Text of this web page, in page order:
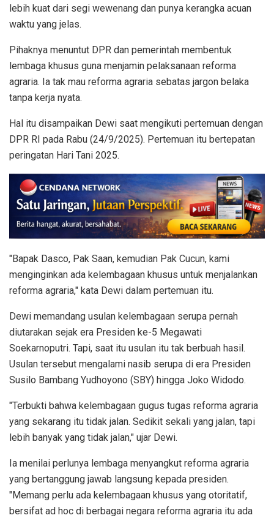
lebih kuat dari segi wewenang dan punya kerangka acuan
waktu yang jelas.
Pihaknya menuntut DPR dan pemerintah membentuk
lembaga khusus guna menjamin pelaksanaan reforma
agraria. Ia tak mau reforma agraria sebatas jargon belaka
tanpa kerja nyata.
Hal itu disampaikan Dewi saat mengikuti pertemuan dengan
DPR RI pada Rabu (24/9/2025). Pertemuan itu bertepatan
peringatan Hari Tani 2025.
"Bapak Dasco, Pak Saan, kemudian Pak Cucun, kami
menginginkan ada kelembagaan khusus untuk menjalankan
reforma agraria," kata Dewi dalam pertemuan itu.
Dewi memandang usulan kelembagaan serupa pernah
diutarakan sejak era Presiden ke-5 Megawati
Soekarnoputri. Tapi, saat itu usulan itu tak berbuah hasil.
Usulan tersebut mengalami nasib serupa di era Presiden
Susilo Bambang Yudhoyono (SBY) hingga Joko Widodo.
"Terbukti bahwa kelembagaan gugus tugas reforma agraria
yang sekarang itu tidak jalan. Sedikit sekali yang jalan, tapi
lebih banyak yang tidak jalan," ujar Dewi.
Ia menilai perlunya lembaga menyangkut reforma agraria
yang bertanggung jawab langsung kepada presiden.
"Memang perlu ada kelembagaan khusus yang otoritatif,
bersifat ad hoc di berbagai negara reforma agraria itu ada